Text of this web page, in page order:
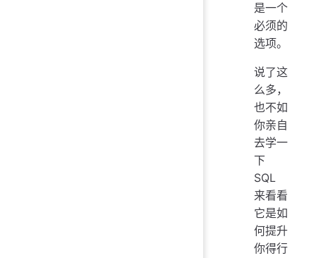
是一个
必须的
选项。
说了这
么多，
也不如
你亲自
去学一
下
SQL
来看看
它是如
何提升
你得行